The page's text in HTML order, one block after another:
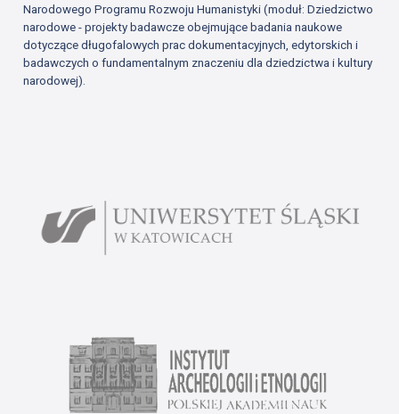
Narodowego Programu Rozwoju Humanistyki (moduł: Dziedzictwo
narodowe - projekty badawcze obejmujące badania naukowe
dotyczące długofalowych prac dokumentacyjnych, edytorskich i
badawczych o fundamentalnym znaczeniu dla dziedzictwa i kultury
narodowej).